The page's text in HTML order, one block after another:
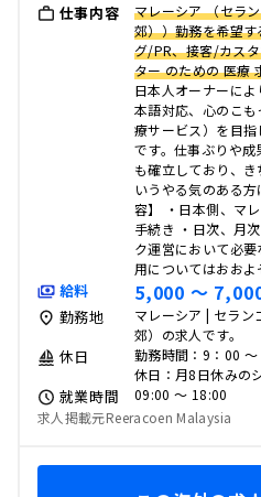
仕事内容
マレーシア （セラ
郊））勤務を希望
グ/PR、接客/カス
ター のための 医療
日本人オーナーに
本語対応、心のこ
療サービス）を目
です。仕事ぶりや
も確立しており、
いうやる気のある
容】 ・日本側、マ
手続き ・日次、月
ク運営において必
用についてはおお
給料 5,000 〜
勤務地
マレーシア | セラン
郊）の求人です。
休日
勤務時間：9：00
休日：月8日休みの
就業時間
09:00 〜 18:00
求人掲載元Reeracoen Malaysia